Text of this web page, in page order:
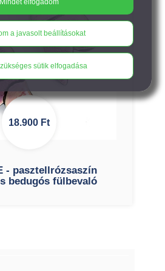
18.900 Ft
- pasztellrózsaszín
bedugós fülbevaló
a javasolt beállításokat
sütik elfogadása